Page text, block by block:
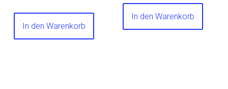
In den Warenkorb
In den Warenkorb